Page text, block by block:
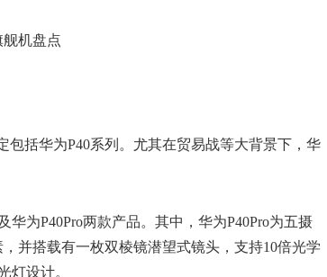
包括华为P40系列。尤其在贸易战等大背景下，华
华为P40Pro两款产品。其中，华为P40Pro为五摄
并搭载有一枚双棱镜潜望式镜头，支持10倍光学
灯设计。